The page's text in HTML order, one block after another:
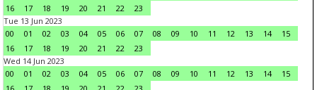
16
17 18 19 20 21 22
23
Tue 13 Jun 2023
00
01 02 03 04 05 06 07 08 09 10 11 12 13 14
15
16
17 18 19 20 21 22
23
Wed 14 Jun 2023
00
01 02 03 04 05 06 07 08 09 10 11 12 13 14
15